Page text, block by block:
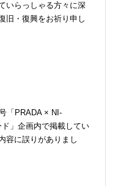
いらっしゃる方々に深
旧・復興をお祈り申し
「PRADA × NI-
」企画内で掲載してい
容に誤りがありまし